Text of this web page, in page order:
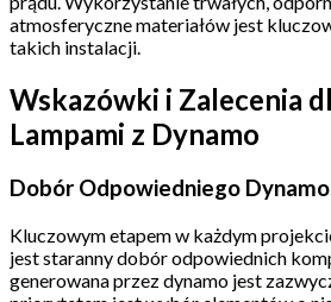
atmosferyczne materiałów jest
takich instalacji.
Wskazówki i Zalecenia
Lampami z Dynamo
Dobór Odpowiedniego
Kluczowym etapem w każdym
jest staranny dobór odpowiednich
generowana przez dynamo jest